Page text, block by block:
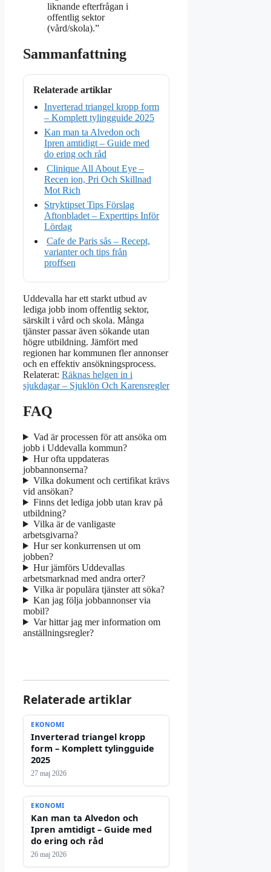
liknande efterfrågan i
offentlig sektor
(vård/skola).”
Sammanfattning
Relaterade artiklar
Inverterad triangel kropp form
– Komplett tylingguide 2025
Kan man ta Alvedon och
Ipren amtidigt – Guide med
do ering och råd
Clinique All About Eye –
Recen ion, Pri Och Skillnad
Mot Rich
Stryktipset Tips Förslag
Aftonbladet – Experttips Inför
Lördag
Cafe de Paris sås – Recept,
varianter och tips från
proffsen
Uddevalla har ett starkt utbud av
lediga jobb inom offentlig sektor,
särskilt i vård och skola. Många
tjänster passar även sökande utan
högre utbildning. Jämfört med
regionen har kommunen fler annonser
och en effektiv ansökningsprocess.
Relaterat: Räknas helgen in i
sjukdagar – Sjuklön Och Karensregler
FAQ
Vad är processen för att ansöka om
jobb i Uddevalla kommun?
Hur ofta uppdateras
jobbannonserna?
Vilka dokument och certifikat krävs
vid ansökan?
Finns det lediga jobb utan krav på
utbildning?
Vilka är de vanligaste
arbetsgivarna?
Hur ser konkurrensen ut om
jobben?
Hur jämförs Uddevallas
arbetsmarknad med andra orter?
Vilka är populära tjänster att söka?
Kan jag följa jobbannonser via
mobil?
Var hittar jag mer information om
anställningsregler?
Relaterade artiklar
EKONOMI
Inverterad triangel kropp
form – Komplett tylingguide
2025
27 maj 2026
EKONOMI
Kan man ta Alvedon och
Ipren amtidigt – Guide med
do ering och råd
26 maj 2026